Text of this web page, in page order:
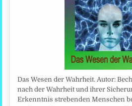
Das Wesen der Wahrheit. Autor:
nach der Wahrheit und ihrer
Erkenntnis strebenden Menschen